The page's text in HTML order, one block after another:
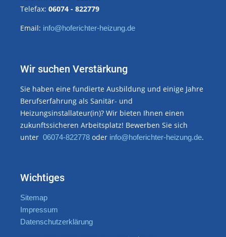
Telefax: 06074 - 822779
Email: info@hoferichter-heizung.de
Wir suchen Verstärkung
Sie haben eine fundierte Ausbildung und einige Jahre
Berufserfahrung als Sanitär- und
Heizungsinstallateur(in)? Wir bieten Ihnen einen
zukunftssicheren Arbeitsplatz! Bewerben Sie sich
unter 06074-822778 oder info@hoferichter-heizung.de.
Wichtiges
Sitemap
Impressum
Datenschutzerklärung